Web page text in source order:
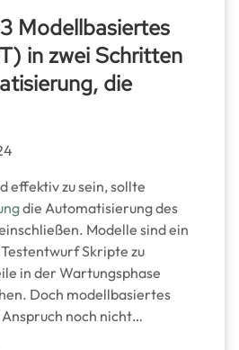
Modellbasiertes
in zwei Schritten
die
effektiv zu sein, sollte
die Automatisierung des
Modelle sind ein
Skripte zu
in der Wartungsphase
Doch modellbasiertes
noch nicht…